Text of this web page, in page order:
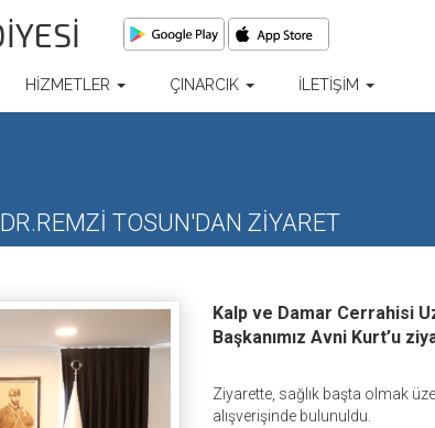
HİZMETLER ÇINARCIK İLETİŞİM
TOSUN'DAN ZİYARET
Kalp ve Damar Cerrahisi
Başkanımız Avni Kurt’u
Ziyarette, sağlık başta olmak
alışverişinde bulunuldu.